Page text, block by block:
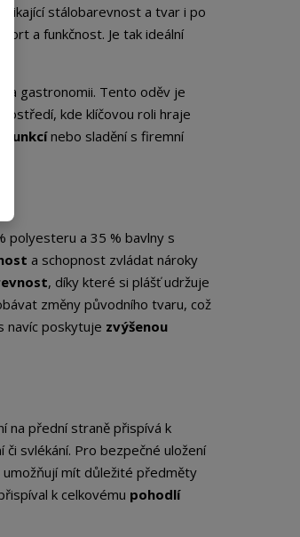
stálobarevnost a tvar i po
a funkčnost. Je tak ideální
a gastronomii. Tento oděv je
kde klíčovou roli hraje
funkcínebo sladění s firemní
polyesteru a 35 % bavlny s
a schopnost zvládat nároky
, díky které si plášť udržuje
změny původního tvaru, což
navíc poskytuje zvýšenou
na přední straně přispívá k
svlékání. Pro bezpečné uložení
umožňují mít důležité předměty
k celkovému pohodlí